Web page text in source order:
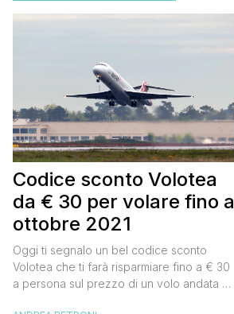
Codice sconto Volotea
da € 30 per volare fino a
ottobre 2021
Oggi ti segnalo un bel codice sconto
Volotea che ti farà risparmiare fino a € 30
a persona sul prezzo di un volo andata e